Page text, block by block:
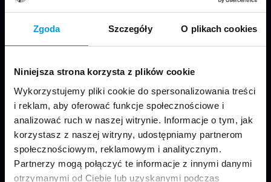
Zgoda Szczegóły O plikach cookies
Niniejsza strona korzysta z plików cookie
Wykorzystujemy pliki cookie do spersonalizowania treści
i reklam, aby oferować funkcje społecznościowe i
analizować ruch w naszej witrynie. Informacje o tym, jak
korzystasz z naszej witryny, udostępniamy partnerom
społecznościowym, reklamowym i analitycznym.
Partnerzy mogą połączyć te informacje z innymi danymi
otrzymanymi od Ciebie lub uzyskanymi podczas
Jesteśmy częścią Wydziału Projektowania
w Warszawie Uniwersytetu SWPS.